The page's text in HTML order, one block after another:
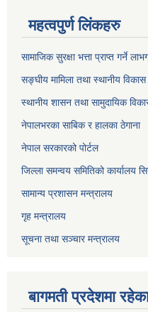
महत्वपुर्ण लिंकहरु
सामाजिक सुरक्षा भत्ता प्राप्त गर्ने
सङ्घीय मामिला तथा स्थानीय
स्थानीय शासन तथा सामुदायिक
नेपालभरका साबिक र हालका ठेगाना
नेपाल सरकारको पोर्टल
जिल्ला समन्वय समितिको कार्यालय
सामान्य प्रशासन मन्त्रालय
गृह मन्त्रालय
सूचना तथा सञ्चार मन्त्रालय
बागमती प्रदेशमा